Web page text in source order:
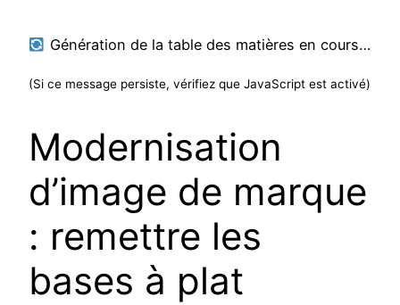
Génération de la table des matières en cours…
(Si ce message persiste, vérifiez que JavaScript est activé)
Modernisation
d’image de marque
: remettre les
bases à plat